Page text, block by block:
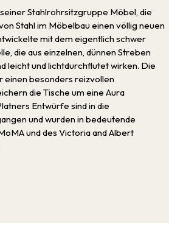
Stahlrohrsitzgruppe Möbel, die
Stahl im Möbelbau einen völlig neuen
mit dem eigentlich schwer
die aus einzelnen, dünnen Streben
leicht und lichtdurchflutet wirken. Die
besonders reizvollen
die Tische um eine Aura
Entwürfe sind in die
und wurden in bedeutende
und des Victoria and Albert